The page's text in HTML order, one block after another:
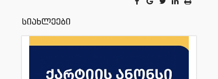
სიახლეები